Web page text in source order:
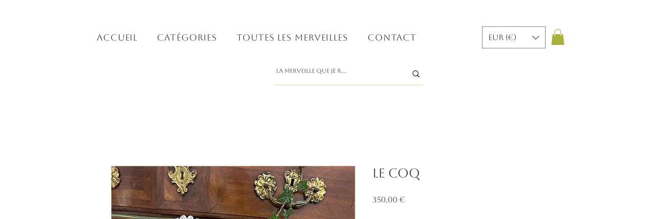
Accueil Catégories Toutes les merveilles Contact EUR (€)
Le coq
350,00 €